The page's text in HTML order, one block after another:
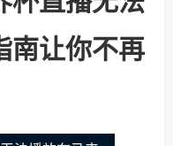
南让你不再